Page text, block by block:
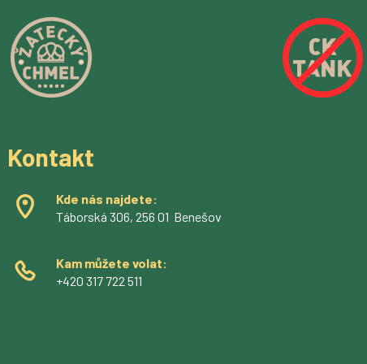
Kontakt
Kde nás najdete:
Táborská 306, 256 01 Benešov
Kam můžete volat:
+420 317 722 511